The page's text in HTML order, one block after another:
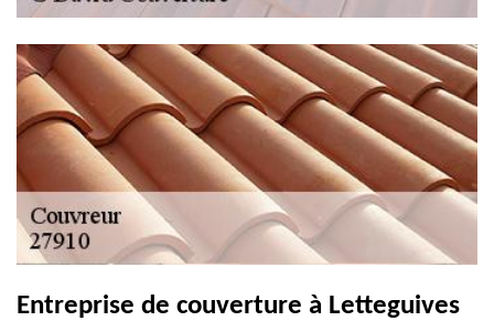
Entreprise de couverture à Letteguives